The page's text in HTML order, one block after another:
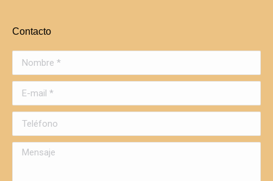
Contacto
Nombre *
E-mail *
Teléfono
Mensaje